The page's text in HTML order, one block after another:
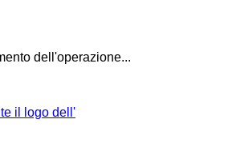
dell'operazione...